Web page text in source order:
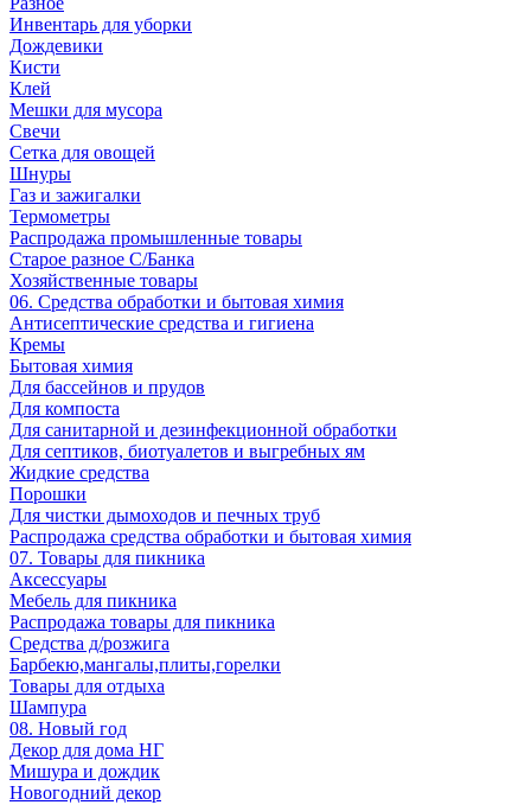
Инвентарь для уборки
Дождевики
Кисти
Клей
Мешки для мусора
Свечи
Сетка для овощей
Шнуры
Газ и зажигалки
Термометры
Распродажа промышленные товары
Старое разное С/Банка
Хозяйственные товары
06. Средства обработки и бытовая химия
Антисептические средства и гигиена
Кремы
Бытовая химия
Для бассейнов и прудов
Для компоста
Для санитарной и дезинфекционной обработки
Для септиков, биотуалетов и выгребных ям
Жидкие средства
Порошки
Для чистки дымоходов и печных труб
Распродажа средства обработки и бытовая химия
07. Товары для пикника
Аксессуары
Мебель для пикника
Распродажа товары для пикника
Средства д/розжига
Барбекю,мангалы,плиты,горелки
Товары для отдыха
Шампура
08. Новый год
Декор для дома НГ
Мишура и дождик
Новогодний декор